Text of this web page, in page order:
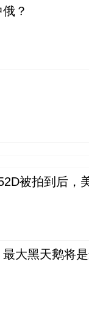
？
被拍到后，
大黑天鹅将